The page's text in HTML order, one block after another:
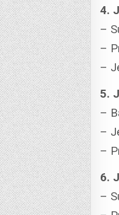
4.
–
–
–
5.
–
–
–
6.
–